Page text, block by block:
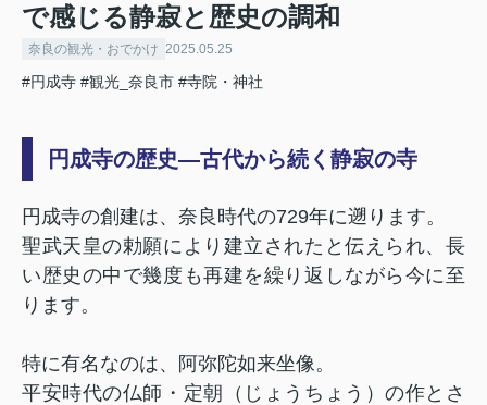
で感じる静寂と歴史の調和
奈良の観光・おでかけ 2025.05.25
#円成寺 #観光_奈良市 #寺院・神社
円成寺の歴史―古代から続く静寂の寺
円成寺の創建は、奈良時代の729年に遡ります。
聖武天皇の勅願により建立されたと伝えられ、長
い歴史の中で幾度も再建を繰り返しながら今に至
ります。
特に有名なのは、阿弥陀如来坐像。
平安時代の仏師・定朝（じょうちょう）の作とさ